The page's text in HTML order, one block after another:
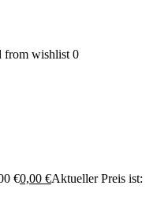
from wishlist 0
€0,00 €Aktueller Preis ist: